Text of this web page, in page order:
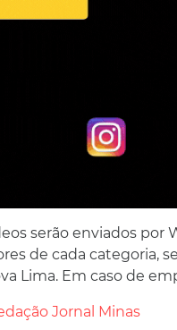
serão enviados por
de cada categoria,
Lima. Em caso de
Jornal Minas